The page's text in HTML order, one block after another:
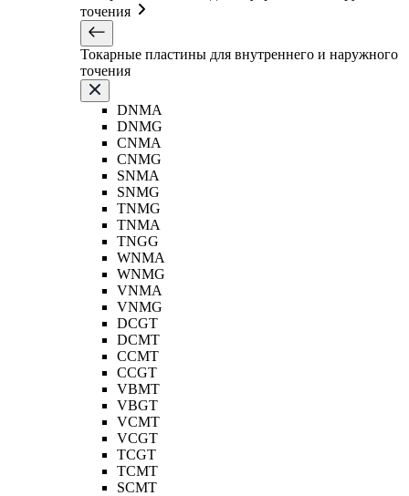
точения
Токарные пластины для внутреннего и наружного
точения
DNMA
DNMG
CNMA
CNMG
SNMA
SNMG
TNMG
TNMA
TNGG
WNMA
WNMG
VNMA
VNMG
DCGT
DCMT
CCMT
CCGT
VBMT
VBGT
VCMT
VCGT
TCGT
TCMT
SCMT